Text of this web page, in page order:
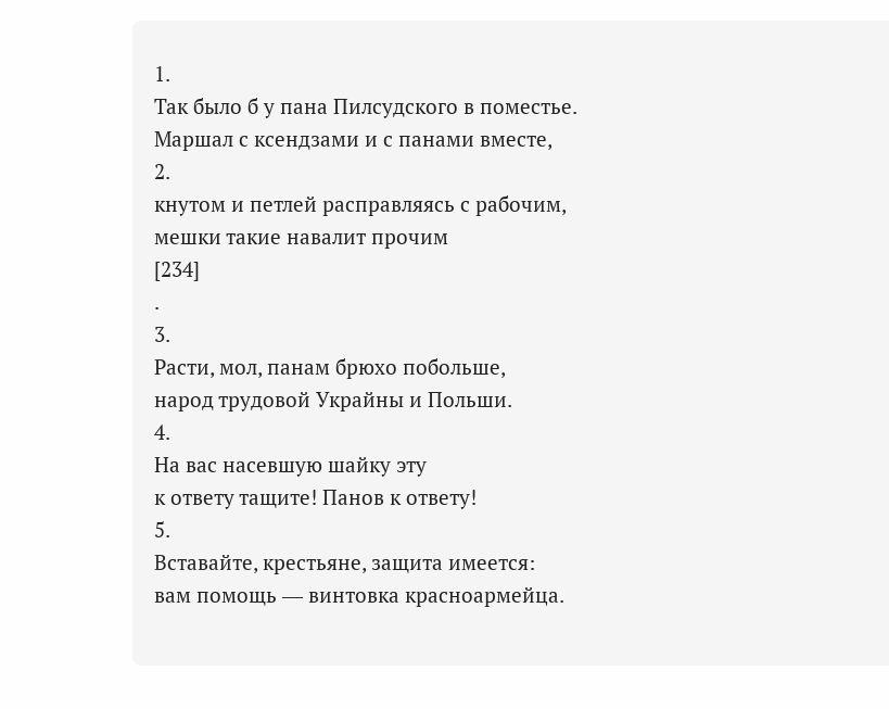
1.
Так было б у пана Пилсудского в поместье.
Маршал с ксендзами и с панами вместе,
2.
кнутом и петлей расправляясь с рабочим,
мешки такие навалит прочим
[234]
.
3.
Расти, мол, панам брюхо побольше,
народ трудовой Украйны и Польши.
4.
На вас насевшую шайку эту
к ответу тащите! Панов к ответу!
5.
Вставайте, крестьяне, защита имеется:
вам помощь — винтовка красноармейца.